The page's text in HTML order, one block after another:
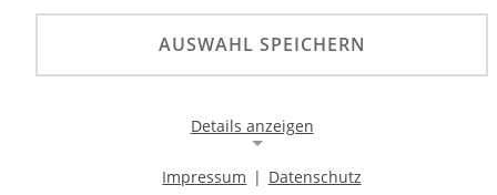
Zusatzoptionen, ergänzt durch klare Abläufe zur
Aktuelle Rückfragen aus dem Motorradsport zeigen,
wie wichtig klare Informationen zum
AUSWAHL SPEICHERN
Details anzeigen
Impressum | Datenschutz